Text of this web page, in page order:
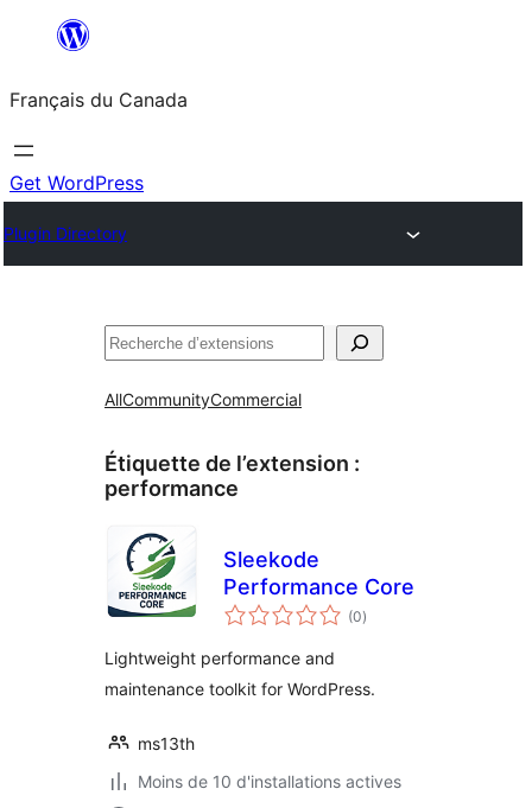
contenu
Français du Canada
Get WordPress
Plugin Directory
Recherche
AllCommunityCommercial
Étiquette de l’extension :
performance
Sleekode
Performance Core
(0notes
en
)
Lightweight performance and
maintenance toolkit for WordPress.
ms13th
Moins de 10 d'installations actives